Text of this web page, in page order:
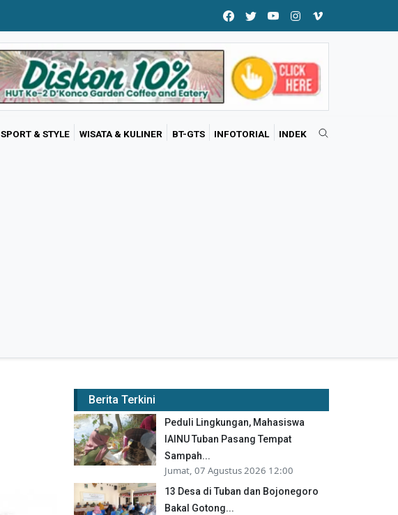
SPORT & STYLE WISATA & KULINER BT-GTS INFOTORIAL INDEK
Berita Terkini
Peduli Lingkungan, Mahasiswa
IAINU Tuban Pasang Tempat
Sampah...
Jumat, 07 Agustus 2026 12:00
13 Desa di Tuban dan Bojonegoro
Bakal Gotong...